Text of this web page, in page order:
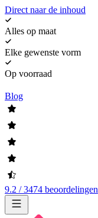
Direct naar de inhoud
Alles op maat
Elke gewenste vorm
Op voorraad
Blog
9.2 / 3474 beoordelingen